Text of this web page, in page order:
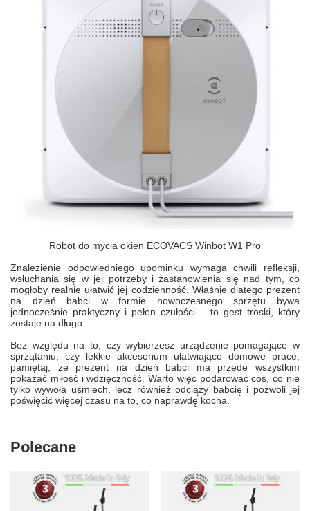
Robot do mycia okien ECOVACS Winbot W1 Pro
Znalezienie odpowiedniego upominku wymaga chwili refleksji,
wsłuchania się w jej potrzeby i zastanowienia się nad tym, co
mogłoby realnie ułatwić jej codzienność. Właśnie dlatego prezent
na dzień babci w formie nowoczesnego sprzętu bywa
jednocześnie praktyczny i pełen czułości – to gest troski, który
zostaje na długo.
Bez względu na to, czy wybierzesz urządzenie pomagające w
sprzątaniu, czy lekkie akcesorium ułatwiające domowe prace,
pamiętaj, że prezent na dzień babci ma przede wszystkim
pokazać miłość i wdzięczność. Warto więc podarować coś, co nie
tylko wywoła uśmiech, lecz również odciąży babcię i pozwoli jej
poświęcić więcej czasu na to, co naprawdę kocha.
Polecane